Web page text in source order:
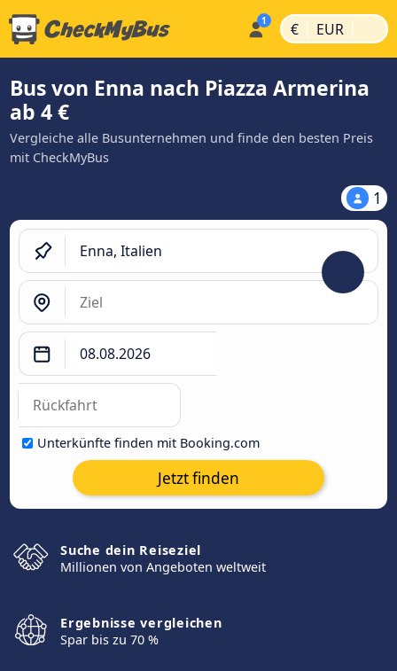
€ | EUR |
Bus von Enna nach Piazza Armerina
ab 4 €
Vergleiche alle Busunternehmen und finde den besten Preis
mit CheckMyBus
1
Unterkünfte finden mit Booking.com
Jetzt finden
Suche dein Reiseziel
Millionen von Angeboten weltweit
Ergebnisse vergleichen
Spar bis zu 70 %